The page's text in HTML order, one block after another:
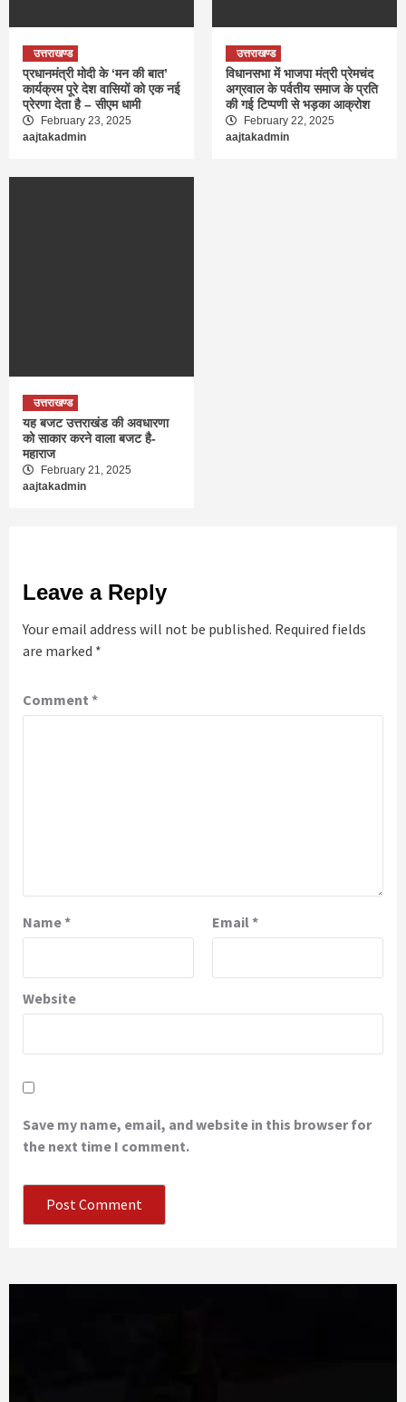
उत्तराखण्ड
प्रधानमंत्री मोदी के ‘मन की बात’
कार्यक्रम पूरे देश वासियों को एक नई
प्रेरणा देता है – सीएम धामी
February 23, 2025
aajtakadmin
उत्तराखण्ड
विधानसभा में भाजपा मंत्री प्रेमचंद
अग्रवाल के पर्वतीय समाज के प्रति
की गई टिप्पणी से भड़का आक्रोश
February 22, 2025
aajtakadmin
उत्तराखण्ड
यह बजट उत्तराखंड की अवधारणा
को साकार करने वाला बजट है-
महाराज
February 21, 2025
aajtakadmin
Leave a Reply
Your email address will not be published. Required fields
are marked *
Comment *
Name* Email *
Website
Save my name, email, and website in this browser for
the next time I comment.